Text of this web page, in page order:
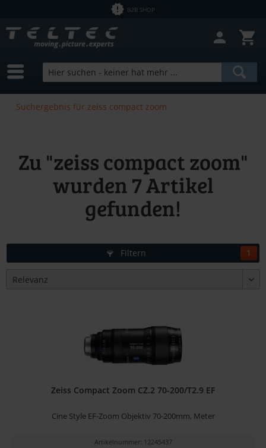
B2B SHOP
Suchergebnis für zeiss compact zoom
Zu "zeiss compact zoom"
wurden7Artikel
gefunden!
Filtern 1
Zeiss Compact Zoom CZ.2 70-200/T2.9 EF
Cine Style EF-Zoom Objektiv 70-200mm, Meter
Artikelnummer: 12245437